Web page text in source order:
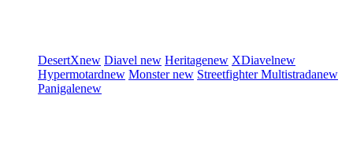
DesertXnew Diavel new Heritagenew XDiavelnew
Hypermotardnew Monsternew StreetfighterMultistradanew
Panigalenew